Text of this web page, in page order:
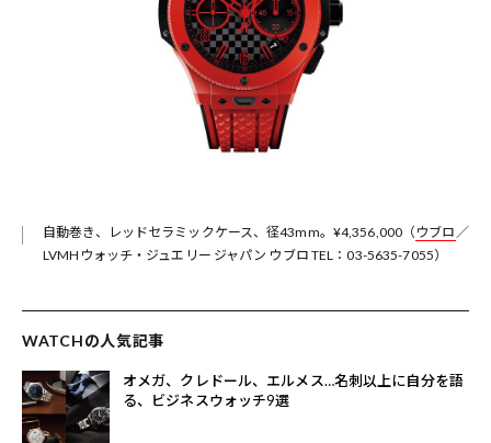
自動巻き、レッドセラミックケース、径43mm。¥4,356,000（ ウブロ ／
LVMHウォッチ・ジュエリー ジャパン ウブロ TEL：03-5635-7055）
WATCHの人気記事
オメガ、クレドール、エルメス…名刺以上に自分を語
る、ビジネスウォッチ9選